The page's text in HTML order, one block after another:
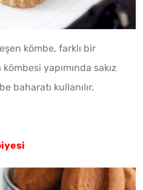
kömbe, farklı bir
yapımında sakız
baharatı kullanılır.